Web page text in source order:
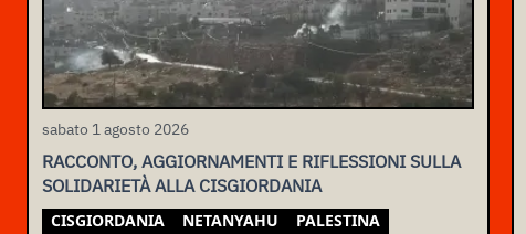
sabato 1 agosto 2026
RACCONTO, AGGIORNAMENTI E RIFLESSIONI SULLA
SOLIDARIETÀ ALLA CISGIORDANIA
CISGIORDANIA NETANYAHU PALESTINA